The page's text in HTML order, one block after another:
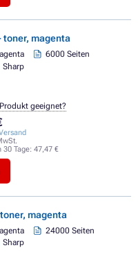
toner, magenta
6000 Seiten
Sharp
30 Tage: 47,47 €
geeignet?
magenta
24000 Seiten
Sharp